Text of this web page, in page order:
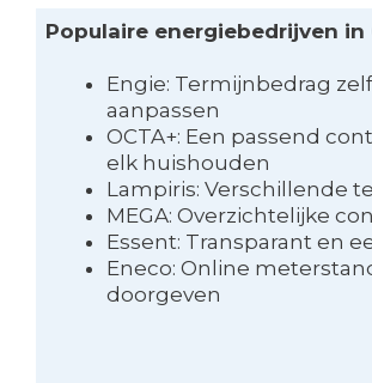
Populaire energiebedrijven in
Engie: Termijnbedrag zelf
aanpassen
OCTA+: Een passend
elk huishouden
Lampiris: Verschillende
MEGA: Overzichtelijke
Essent: Transparant en
Eneco: Online
doorgeven